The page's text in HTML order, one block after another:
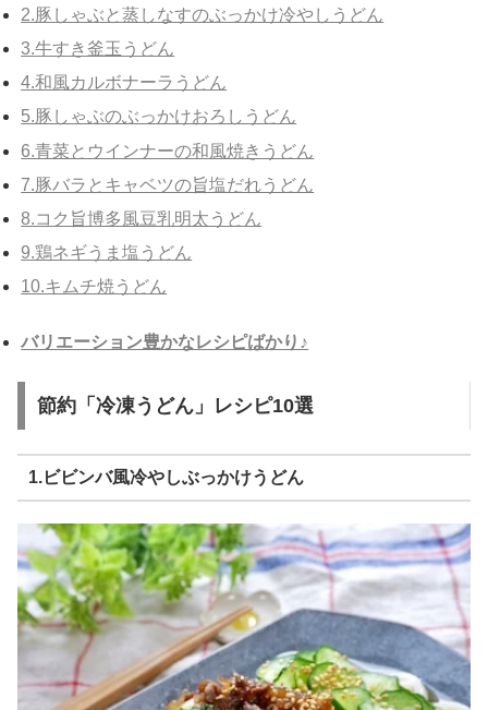
2.豚しゃぶと蒸しなすのぶっかけ冷やしうどん
3.牛すき釜玉うどん
4.和風カルボナーラうどん
5.豚しゃぶのぶっかけおろしうどん
6.青菜とウインナーの和風焼きうどん
7.豚バラとキャベツの旨塩だれうどん
8.コク旨博多風豆乳明太うどん
9.鶏ネギうま塩うどん
10.キムチ焼うどん
バリエーション豊かなレシピばかり♪
節約「冷凍うどん」レシピ10選
1.ビビンバ風冷やしぶっかけうどん